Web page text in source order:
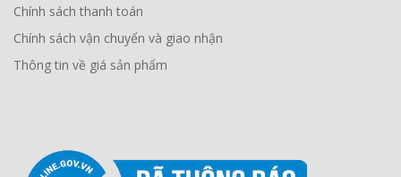
Chính sách thanh toán
Chính sách vận chuyển và giao nhận
Thông tin về giá sản phẩm